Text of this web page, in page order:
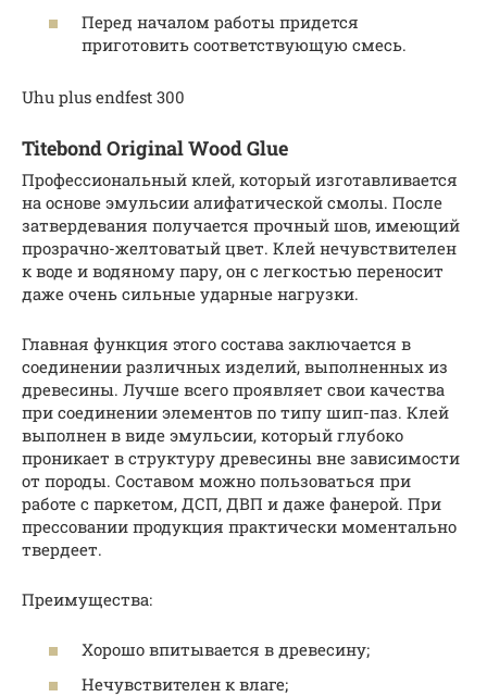
Перед началом работы придется
приготовить соответствующую смесь.
Uhu plus endfest 300
Titebond Original Wood Glue
Профессиональный клей, который изготавливается
на основе эмульсии алифатической смолы. После
затвердевания получается прочный шов, имеющий
прозрачно-желтоватый цвет. Клей нечувствителен
к воде и водяному пару, он с легкостью переносит
даже очень сильные ударные нагрузки.
Главная функция этого состава заключается в
соединении различных изделий, выполненных из
древесины. Лучше всего проявляет свои качества
при соединении элементов по типу шип-паз. Клей
выполнен в виде эмульсии, который глубоко
проникает в структуру древесины вне зависимости
от породы. Составом можно пользоваться при
работе с паркетом, ДСП, ДВП и даже фанерой. При
прессовании продукция практически моментально
твердеет.
Преимущества:
Хорошо впитывается в древесину;
Нечувствителен к влаге;